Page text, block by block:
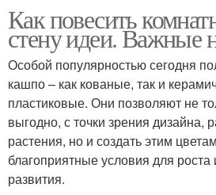
Как повесить
стену идеи. Важные
Особой популярностью сегодня
кашпо – как кованые, так и
пластиковые. Они позволяют не
выгодно, с точки зрения дизайна,
растения, но и создать этим
благоприятные условия для
развития.